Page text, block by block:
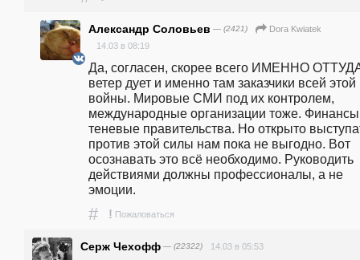
Александр Соловьев — (2421)
Dora Kwiatek
14.03 в 08:19
Да, согласен, скорее всего ИМЕННО
ветер дует и именно там заказчики всей этой
войны. Мировые СМИ под их контролем,
международные организации тоже.
теневые правительства. Но открыто
против этой силы нам пока не выгодно. Вот
осознавать это всё необходимо. Руководить
действиями должны профессионалы, а не
эмоции.
# ! Пожаловаться
Серж Чехофф — (22322) 14.03 в 05:53